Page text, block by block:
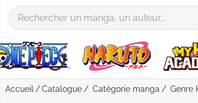
Accueil Catalogue Catégorie manga Genre